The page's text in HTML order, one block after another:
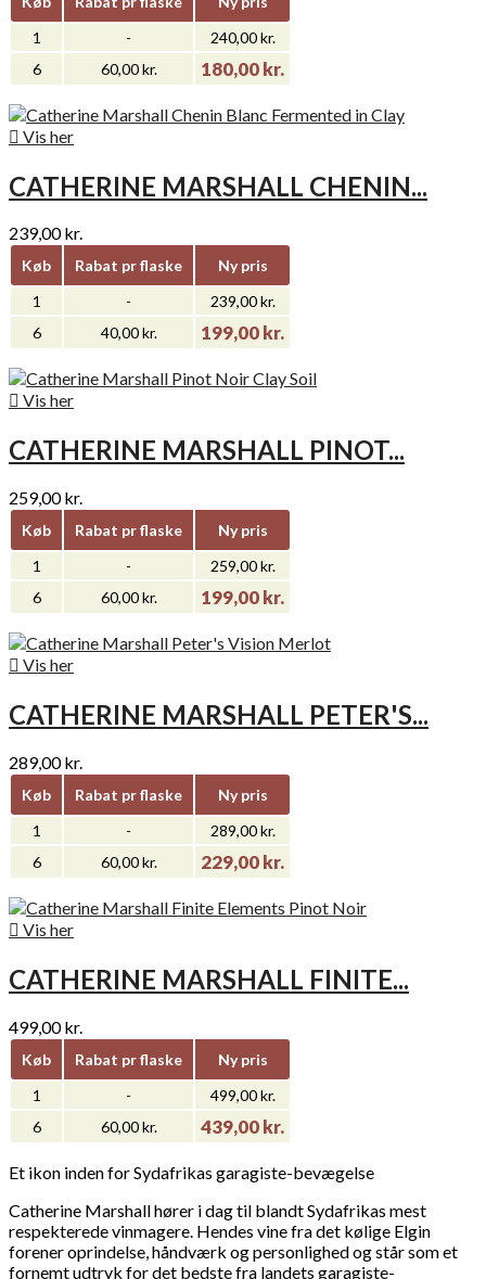
1
-
240,00 kr.
6
60,00 kr. 180,00 kr.
 Vis her
CATHERINE MARSHALL CHENIN...
239,00 kr.
Køb Rabat pr flaske
Ny pris
1
-
239,00 kr.
6
40,00 kr. 199,00 kr.
 Vis her
CATHERINE MARSHALL PINOT...
259,00 kr.
Køb Rabat pr flaske
Ny pris
1
-
259,00 kr.
6
60,00 kr. 199,00 kr.
 Vis her
CATHERINE MARSHALL PETER'S...
289,00 kr.
Køb Rabat pr flaske
Ny pris
1
-
289,00 kr.
6
60,00 kr. 229,00 kr.
 Vis her
CATHERINE MARSHALL FINITE...
499,00 kr.
Køb Rabat pr flaske
Ny pris
1
-
499,00 kr.
6
60,00 kr. 439,00 kr.
Et ikon inden for Sydafrikas garagiste-bevægelse
Catherine Marshall hører i dag til blandt Sydafrikas mest
respekterede vinmagere. Hendes vine fra det kølige Elgin
forener oprindelse, håndværk og personlighed og står som et
fornemt udtryk for det bedste fra landets garagiste-